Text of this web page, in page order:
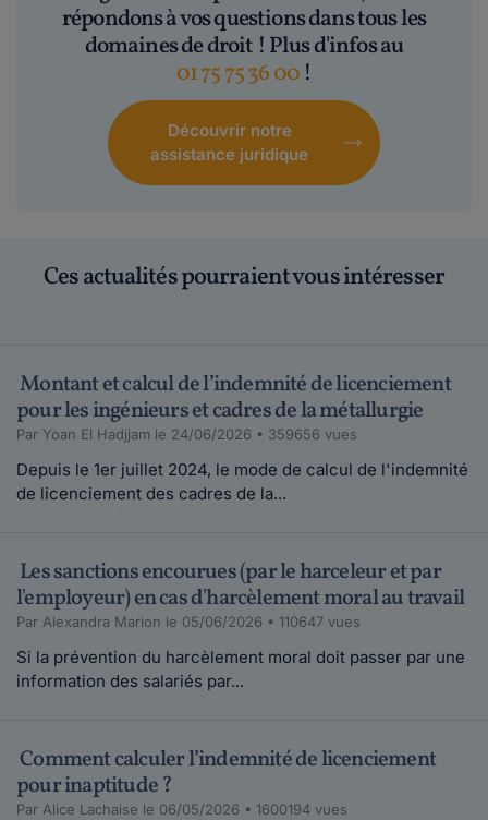
le 20-09-2010
Dans un premier temps essayer de repérer à
travers les questio...
Lire plus
bout de choux 29.
le 16-09-2010
Lire plus
on parle actuellement beaucoup de
harcèlement qui est un phénomène &a...
Lire plus
c'est un phénomène très complexe et difficile à
gérer D...
Lire plus
répondons à vos questions dans tous les
domaines de droit ! Plus d'infos au
01 75 75 36 00 !
Découvrir notre
assistance juridique
Ces actualités pourraient vous intéresser
Montant et calcul de l’indemnité de licenciement
pour les ingénieurs et cadres de la métallurgie
Par Yoan El Hadjjam le 24/06/2026 • 359656 vues
Depuis le 1er juillet 2024, le mode de calcul de l'indemnité
de licenciement des cadres de la...
Les sanctions encourues (par le harceleur et par
l'employeur) en cas d'harcèlement moral au travail
Par Alexandra Marion le 05/06/2026 • 110647 vues
Si la prévention du harcèlement moral doit passer par une
information des salariés par...
Comment calculer l’indemnité de licenciement
pour inaptitude ?
Par Alice Lachaise le 06/05/2026 • 1600194 vues